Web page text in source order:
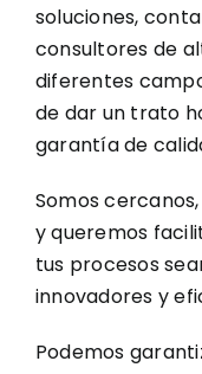
soluciones,
consultores de
diferentes
de dar un trato
garantía de
Somos
y queremos
tus procesos
innovadores y
Podemos